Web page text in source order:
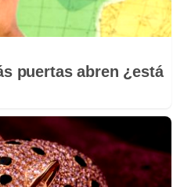
puertas abren ¿está